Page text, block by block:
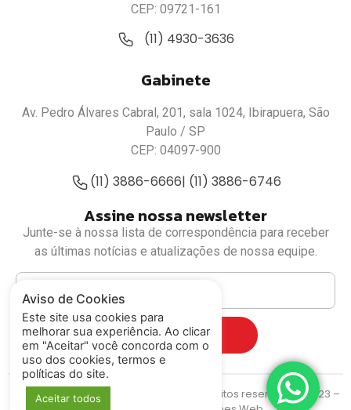
CEP: 09721-161
(11) 4930-3636
Gabinete
Av. Pedro Álvares Cabral, 201, sala 1024, Ibirapuera, São
Paulo / SP
CEP: 04097-900
(11) 3886-6666| (11) 3886-6746
Assine nossa newsletter
Junte-se à nossa lista de correspondência para receber
as últimas notícias e atualizações de nossa equipe.
Cadastrar
Deputado Luiz Fernando
© Todos os direitos reservados. 2023 –
Aviso de Cookies
Este site usa cookies para
melhorar sua experiência. Ao clicar
em "Aceitar" você concorda com o
uso dos cookies, termos e
políticas do site.
Aceitar todos